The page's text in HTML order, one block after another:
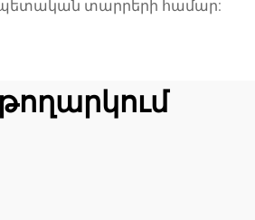
տարրերի համար: